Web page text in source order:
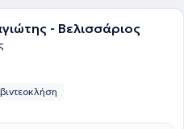
- Βελισσάριος